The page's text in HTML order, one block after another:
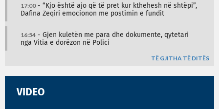
17:00- “Kjo është ajo që të pret kur kthehesh në shtëpi”,
Dafina Zeqiri emocionon me postimin e fundit
16:54 - Gjen kuletën me para dhe dokumente, qytetari
nga Vitia e dorëzon në Polici
TË GJITHA TË DITËS
VIDEO